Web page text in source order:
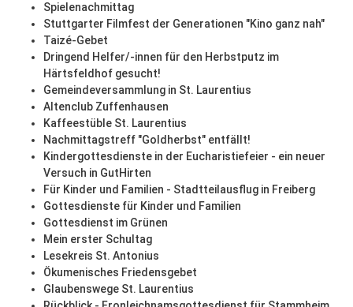
Spielenachmittag
Stuttgarter Filmfest der Generationen "Kino ganz nah"
Taizé-Gebet
Dringend Helfer/-innen für den Herbstputz im
Härtsfeldhof gesucht!
Gemeindeversammlung in St. Laurentius
Altenclub Zuffenhausen
Kaffeestüble St. Laurentius
Nachmittagstreff "Goldherbst" entfällt!
Kindergottesdienste in der Eucharistiefeier - ein neuer
Versuch in GutHirten
Für Kinder und Familien - Stadtteilausflug in Freiberg
Gottesdienste für Kinder und Familien
Gottesdienst im Grünen
Mein erster Schultag
Lesekreis St. Antonius
Ökumenisches Friedensgebet
Glaubenswege St. Laurentius